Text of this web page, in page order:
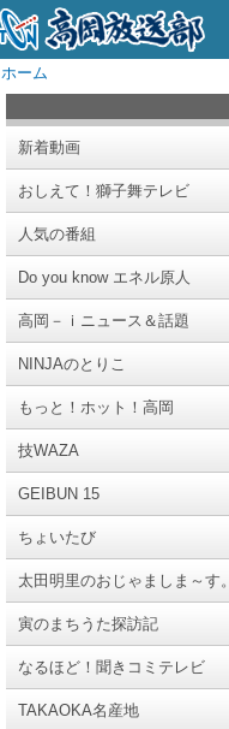
ホーム
新着動画
おしえて！獅子舞テレビ
人気の番組
Do you know エネル原人
高岡－ｉニュース＆話題
NINJAのとりこ
もっと！ホット！高岡
技WAZA
GEIBUN 15
ちょいたび
太田明里のおじゃましま～す。
寅のまちうた探訪記
なるほど！聞きコミテレビ
TAKAOKA名産地